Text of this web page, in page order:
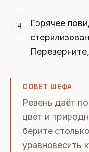
4
Горячее
СОВЕТ ШЕФА
Ревень даёт
цвет и
берите
уравновесить